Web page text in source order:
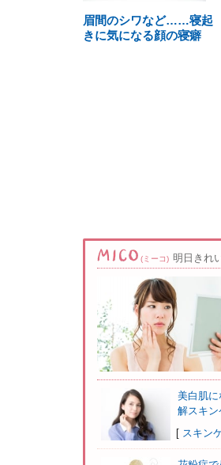
眉間のシワなど……寝起
きに気になる顔の寝癖
(ミーコ) 明日きれ
美白肌
解スキン
[ スキン